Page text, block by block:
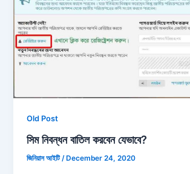
Old Post
সিম নিবন্ধন বাতিল করবেন যেভাবে?
জিনিয়াস আইটি/ December 24, 2020